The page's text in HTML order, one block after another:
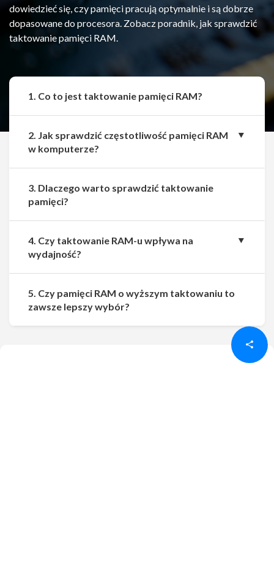
dowiedzieć się, czy pamięci pracują optymalnie i są dobrze
dopasowane do procesora. Zobacz poradnik, jak sprawdzić
taktowanie pamięci RAM.
Udostępnij
1. Co to jest taktowanie pamięci RAM?
2. Jak sprawdzić częstotliwość pamięci RAM
w komputerze?
3. Dlaczego warto sprawdzić taktowanie
pamięci?
4. Czy taktowanie RAM-u wpływa na
wydajność?
5. Czy pamięci RAM o wyższym taktowaniu to
zawsze lepszy wybór?